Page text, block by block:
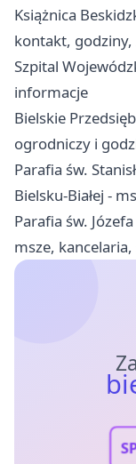
Książnica
kontakt, godziny,
Szpital
informacje
Bielskie
ogrodniczy i
Parafia św.
Bielsku-Białej -
Parafia św.
msze,